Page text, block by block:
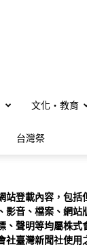
文化・教育
台灣祭
站登載內容，包
影音、檔案、網站
、聲明等均屬株式
社臺灣新聞社使用